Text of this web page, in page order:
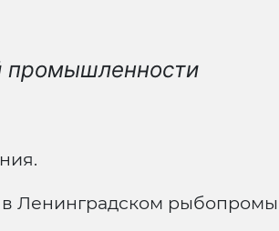
промышленности
в Ленинградском